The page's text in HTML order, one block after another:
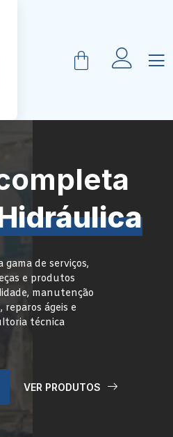
de serviços,
e produtos
manutenção
reparos ágeis e
técnica
VER PRODUTOS